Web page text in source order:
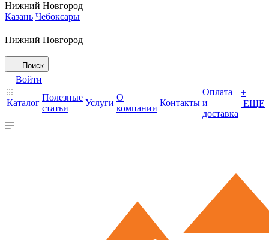
Нижний Новгород
Казань Чебоксары
Нижний Новгород
Поиск
Войти
Каталог
Полезные
статьи
Услуги
О
компании
Контакты
Оплата
и
доставка
+
ЕЩЕ